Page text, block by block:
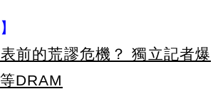
前的荒謬危機？ 獨立記者爆
DRAM